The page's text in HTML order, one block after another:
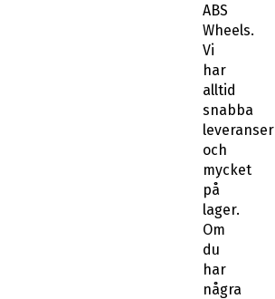
ABS
Wheels.
Vi
har
alltid
snabba
leveranser
och
mycket
på
lager.
Om
du
har
några